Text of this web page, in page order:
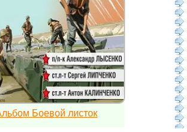
Боевой листок